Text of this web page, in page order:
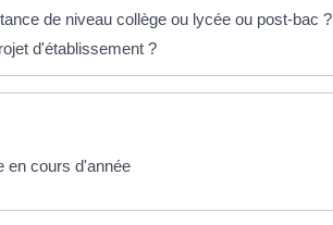
de niveau collège ou lycée ou post-bac ?
d'établissement ?
en cours d'année